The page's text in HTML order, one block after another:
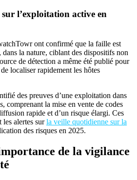
l’exploitation active en
ont confirmé que la faille est
la nature, ciblant des dispositifs non
de détection a même été publié pour
localiser rapidement les hôtes
des preuves d’une exploitation dans
comprenant la mise en vente de codes
rapide et d’un risque élargi. Ces
les alertes surla veille quotidienne sur la
des risques en 2025.
de la vigilance